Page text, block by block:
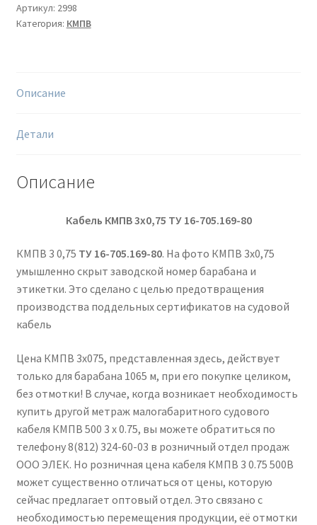
Артикул: 2998
Категория: КМПВ
Описание
Детали
Описание
Кабель КМПВ 3х0,75 ТУ 16-705.169-80
КМПВ 3 0,75 ТУ 16-705.169-80. На фото КМПВ 3х0,75
умышленно скрыт заводской номер барабана и
этикетки. Это сделано с целью предотвращения
производства поддельных сертификатов на судовой
кабель
Цена КМПВ 3х075, представленная здесь, действует
только для барабана 1065 м, при его покупке целиком,
без отмотки! В случае, когда возникает необходимость
купить другой метраж малогабаритного судового
кабеля КМПВ 500 3 х 0.75, вы можете обратиться по
телефону 8(812) 324-60-03 в розничный отдел продаж
ООО ЭЛЕК. Но розничная цена кабеля КМПВ 3 0.75 500В
может существенно отличаться от цены, которую
сейчас предлагает оптовый отдел. Это связано с
необходимостью перемещения продукции, её отмотки